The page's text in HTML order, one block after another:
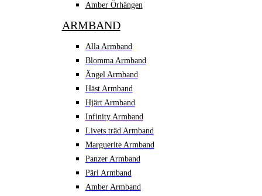
Amber Örhängen
ARMBAND
Alla Armband
Blomma Armband
Ängel Armband
Häst Armband
Hjärt Armband
Infinity Armband
Livets träd Armband
Marguerite Armband
Panzer Armband
Pärl Armband
Amber Armband